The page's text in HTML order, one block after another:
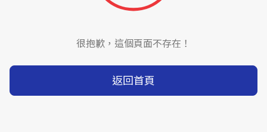
很抱歉，這個頁面不存在！
返回首頁